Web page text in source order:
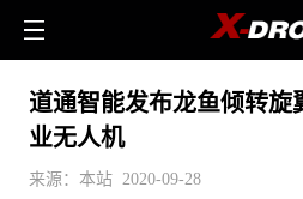
道通智能发布龙鱼倾转旋
业无人机
来源：本站 2020-09-28